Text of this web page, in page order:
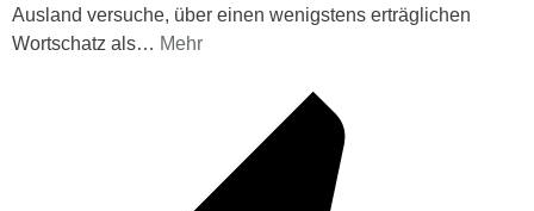
Ausland versuche, über einen wenigstens erträglichen
Wortschatz als… Mehr